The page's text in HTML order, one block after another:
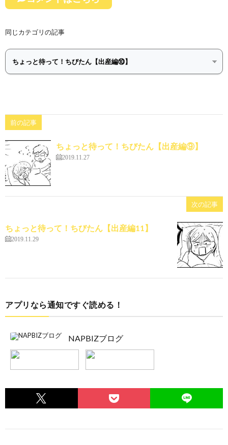
同じカテゴリの記事
前の記事
ちょっと待って！ちびたん【出産編⑨】
2019.11.27
次の記事
ちょっと待って！ちびたん【出産編11】
2019.11.29
アプリなら通知ですぐ読める！
NAPBIZブログ